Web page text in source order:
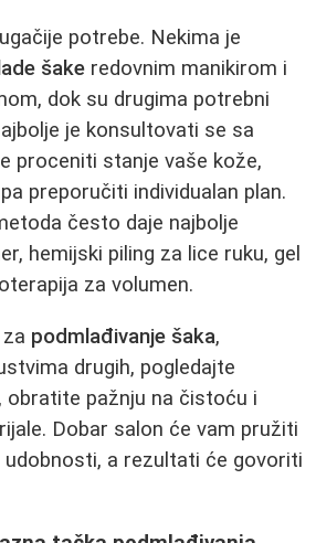
potrebe. Nekima je
šake redovnim manikirom i
dok su drugima potrebni
je konsultovati se sa
proceniti stanje vaše kože,
preporučiti individualan plan.
često daje najbolje
hemijski piling za lice ruku, gel
za volumen.
podmlađivanje šaka,
drugih, pogledajte
obratite pažnju na čistoću i
Dobar salon će vam pružiti
a rezultati će govoriti